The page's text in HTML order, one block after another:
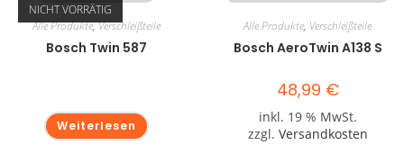
NICHT VORRÄTIG
Alle Produkte,Verschleißteile
Bosch Twin 587
Weiterlesen
Alle Produkte, Verschleißteile
Bosch AeroTwin A138 S
48,99 €
inkl. 19 % MwSt.
zzgl. Versandkosten